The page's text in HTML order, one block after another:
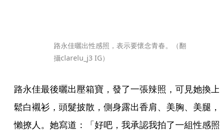
路永佳曬出性感照，表示要懷念青春。（翻
攝clarelu_j3 IG）
路永佳最後曬出壓箱寶，發了一張辣照，可見她換上
鬆白襯衫，頭髮披散，側身露出香肩、美胸、美腿，
懶撩人。她寫道：「好吧，我承認我拍了一組性感照